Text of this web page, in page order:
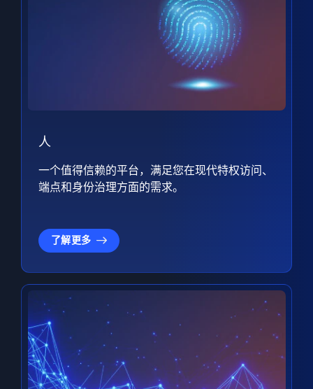
人
一个值得信赖的平台，满足您在现代特权访问、
端点和身份治理方面的需求。
了解更多